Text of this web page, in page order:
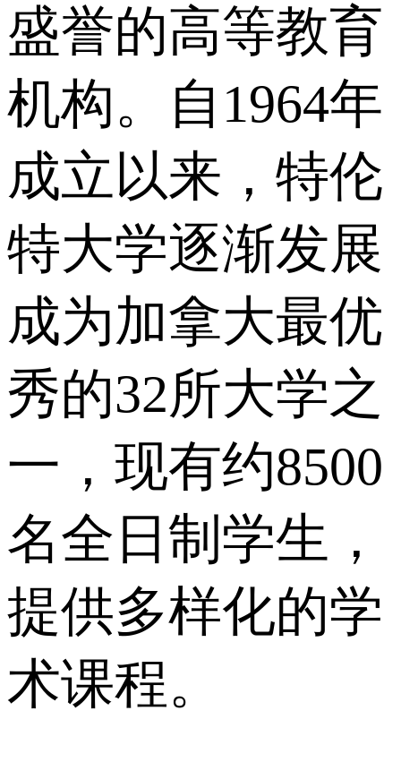
盛誉的高等教育
机构。自1964年
成立以来，特伦
特大学逐渐发展
成为加拿大最优
秀的32所大学之
一，现有约8500
名全日制学生，
提供多样化的学
术课程。